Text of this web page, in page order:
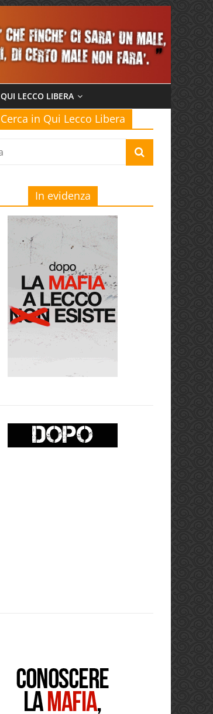
QUI LECCO LIBERA
Cerca in Qui Lecco Libera
In evidenza